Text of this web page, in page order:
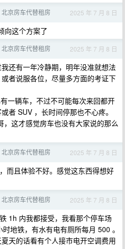
北京房车代替租房 2025 年 7 月 8 日
向这个方案了
北京房车代替租房 2025 年 7 月 8 日
还有一年冷静期，明年没准就想法
者说服各位，尽量多方面的考证下
一辆车，不过不可能每次来回都开
者 SUV ，长时间停那也不心疼。
，这才感觉房车也没有大家说的那么
北京房车代替租房 2025 年 7 月 8 日
而且体验不好。感觉这东西得想好
北京房车代替租房 2025 年 7 月 8 日
1h 内我都接受，我看那个停车场
地铁，有水有电有厕所每月 500 。
天的话看有个人接市电开空调费用